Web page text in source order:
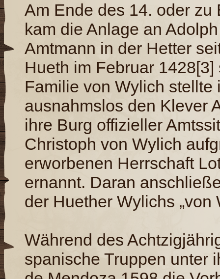
Am Ende des 14. oder
kam die Anlage an
Amtmann in der Hetter
Hueth im Februar
Familie von Wylich stellte
ausnahmslos den Klever
ihre Burg offizieller
Christoph von Wylich
erworbenen Herrschaft
ernannt. Daran
der Huether Wylichs „von
Während des
spanische Truppen unter